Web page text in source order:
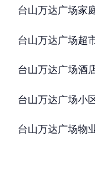
台山万达广场家
台山万达广场超
台山万达广场酒
台山万达广场小
台山万达广场物